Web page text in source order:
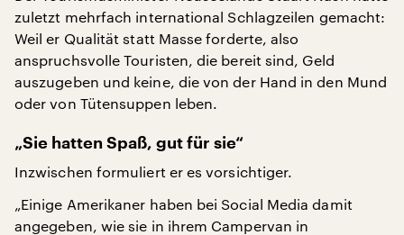
zuletzt mehrfach international Schlagzeilen gemacht:
Weil er Qualität statt Masse forderte, also
anspruchsvolle Touristen, die bereit sind, Geld
auszugeben und keine, die von der Hand in den Mund
oder von Tütensuppen leben.
„Sie hatten Spaß, gut für sie“
Inzwischen formuliert er es vorsichtiger.
„Einige Amerikaner haben bei Social Media damit
angegeben, wie sie in ihrem Campervan in